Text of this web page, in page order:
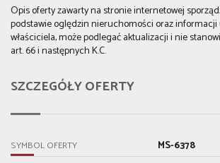
Opis oferty zawarty na stronie internetowej
podstawie oględzin nieruchomości oraz informacji
właściciela, może podlegać aktualizacji i nie
art. 66 i następnych K.C.
SZCZEGÓŁY OFERTY
SYMBOL OFERTY MS-6378